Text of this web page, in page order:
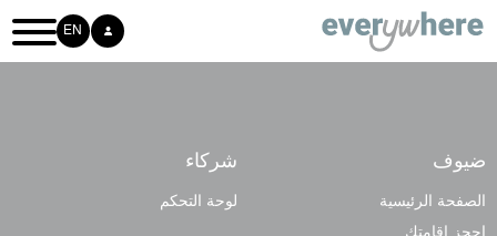
EN
ضيوف
الصفحة الرئيسية
احجز إقامتك
شركاء
لوحة التحكم